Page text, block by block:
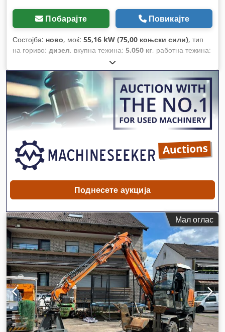
Побарајте Повикајте
Состојба: ново, моќ: 55,16 kW (75,00 коњски сили), тип
на гориво: дизел, вкупна тежина: 5.050 кг, работна тежина:
, Година на изградба:2023
број на машина/возило:685239865, Опрема:4-во-1
лопата, UVV безбедносна проверка, кабина, палетни
виљушки, погон на сите тркала, стандардна лопата ,
Поднесете аукција
Мал оглас